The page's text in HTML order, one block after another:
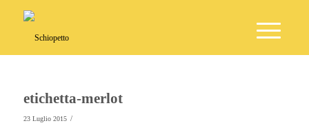
etichetta-merlot
23 Luglio 2015 /